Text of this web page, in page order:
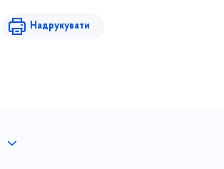
Надрукувати